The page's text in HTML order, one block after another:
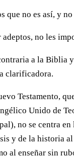
que no es así, y
adeptos, no les
a la Biblia
clarificadora.
Testamento,
Unido de
no se centra
y de la historia
al enseñar sin